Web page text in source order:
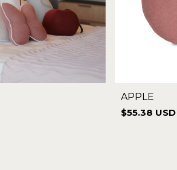
APPLE
$55.38 USD